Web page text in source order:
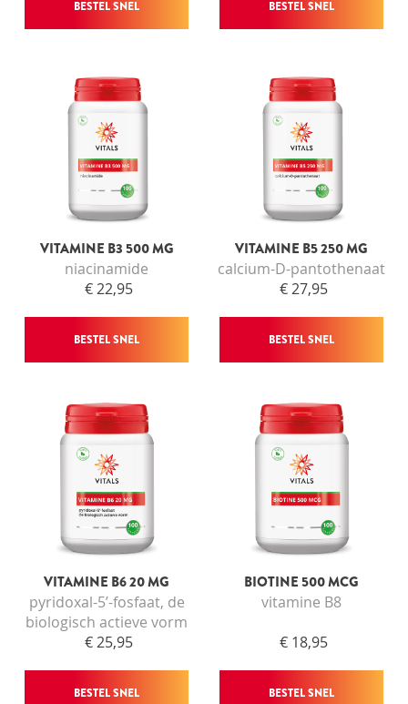
BESTEL SNEL BESTEL SNEL
VITAMINE B3 500 MG
niacinamide
€ 22,95
BESTEL SNEL
VITAMINE B5 250 MG
calcium-D-pantothenaat
€ 27,95
BESTEL SNEL
VITAMINE B6 20 MG
pyridoxal-5’-fosfaat, de
biologisch actieve vorm
€ 25,95
BESTEL SNEL
BIOTINE 500 MCG
vitamine B8
€ 18,95
BESTEL SNEL